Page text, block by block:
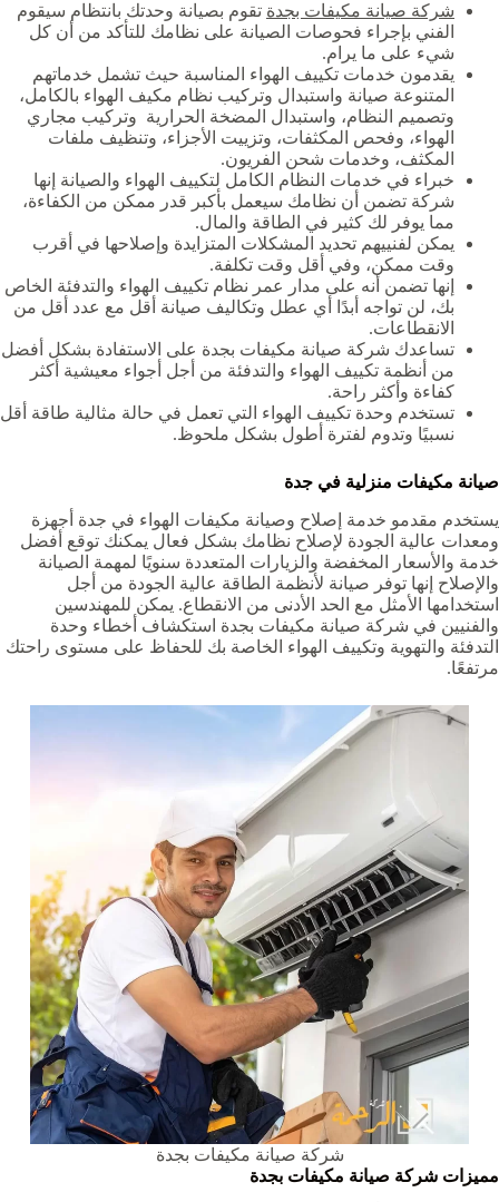
شركة صيانة مكيفات بجدة تقوم بصيانة وحدتك بانتظام سيقوم
الفني بإجراء فحوصات الصيانة على نظامك للتأكد من أن كل
شيء على ما يرام.
يقدمون خدمات تكييف الهواء المناسبة حيث تشمل خدماتهم
المتنوعة صيانة واستبدال وتركيب نظام مكيف الهواء بالكامل،
وتصميم النظام، واستبدال المضخة الحرارية وتركيب مجاري
الهواء، وفحص المكثفات، وتزييت الأجزاء، وتنظيف ملفات
المكثف، وخدمات شحن الفريون.
خبراء في خدمات النظام الكامل لتكييف الهواء والصيانة إنها
شركة تضمن أن نظامك سيعمل بأكبر قدر ممكن من الكفاءة،
مما يوفر لك كثير في الطاقة والمال.
يمكن لفنييهم تحديد المشكلات المتزايدة وإصلاحها في أقرب
وقت ممكن، وفي أقل وقت تكلفة.
إنها تضمن أنه على مدار عمر نظام تكييف الهواء والتدفئة الخاص
بك، لن تواجه أبدًا أي عطل وتكاليف صيانة أقل مع عدد أقل من
الانقطاعات.
تساعدك شركة صيانة مكيفات بجدة على الاستفادة بشكل أفضل
من أنظمة تكييف الهواء والتدفئة من أجل أجواء معيشية أكثر
كفاءة وأكثر راحة.
تستخدم وحدة تكييف الهواء التي تعمل في حالة مثالية طاقة أقل
نسبيًا وتدوم لفترة أطول بشكل ملحوظ.
صيانة مكيفات منزلية في جدة
يستخدم مقدمو خدمة إصلاح وصيانة مكيفات الهواء في جدة أجهزة
ومعدات عالية الجودة لإصلاح نظامك بشكل فعال يمكنك توقع أفضل
خدمة والأسعار المخفضة والزيارات المتعددة سنويًا لمهمة الصيانة
والإصلاح إنها توفر صيانة لأنظمة الطاقة عالية الجودة من أجل
استخدامها الأمثل مع الحد الأدنى من الانقطاع. يمكن للمهندسين
والفنيين في شركة صيانة مكيفات بجدة استكشاف أخطاء وحدة
التدفئة والتهوية وتكييف الهواء الخاصة بك للحفاظ على مستوى راحتك
مرتفعًا.
شركة صيانة مكيفات بجدة
مميزات شركة صيانة مكيفات بجدة